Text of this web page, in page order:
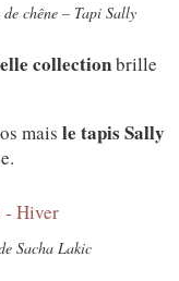
chêne – Tapi Sally
collectionbrille
mais le tapis Sally
Sacha Lakic